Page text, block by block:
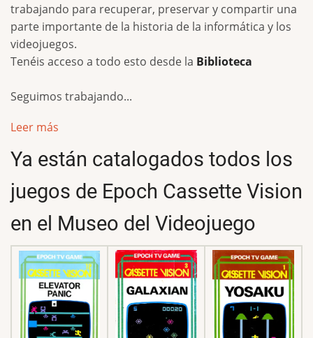
trabajando para recuperar, preservar y compartir una
parte importante de la historia de la informática y los
videojuegos.
Tenéis acceso a todo esto desde la Biblioteca
Seguimos trabajando...
Leer más
Ya están catalogados todos los
juegos de Epoch Cassette Vision
en el Museo del Videojuego